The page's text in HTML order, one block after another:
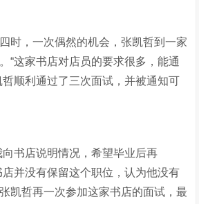
时，一次偶然的机会，张凯哲到一家
“这家书店对店员的要求很多，能通
哲顺利通过了三次面试，并被通知可
向书店说明情况，希望毕业后再
店并没有保留这个职位，认为他没有
凯哲再一次参加这家书店的面试，最